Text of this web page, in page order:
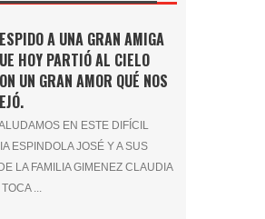
A UNA GRAN AMIGA
HOY PARTIÓ AL CIELO
UN GRAN AMOR QUÉ NOS
EN ESTE DIFÍCIL
ESPINDOLA JOSÉ Y A SUS
LA FAMILIA GIMENEZ CLAUDIA
...